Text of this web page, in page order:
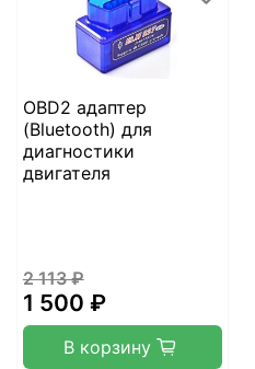
OBD2 адаптер
(Bluetooth) для
диагностики
двигателя
2 113 ₽
1 500 ₽
В корзину